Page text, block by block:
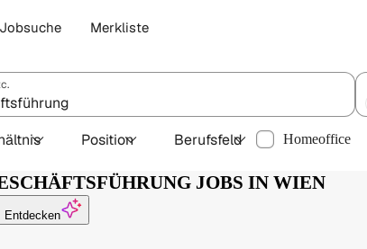
Jobsuche Merkliste
Position Berufsfeld Homeoffice
JOBS IN WIEN
Entdecken